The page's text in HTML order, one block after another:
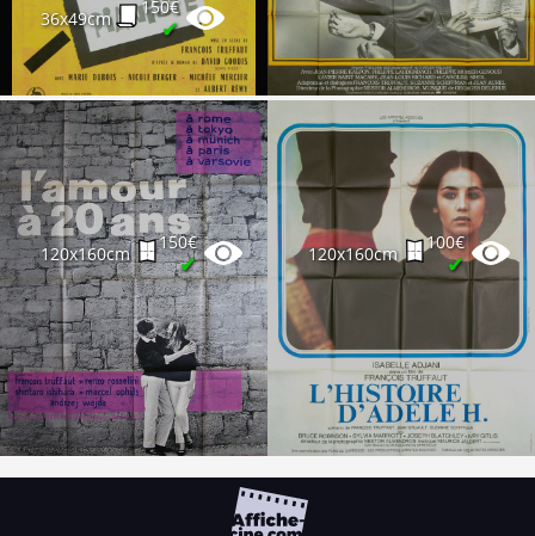
36x49cm
150€
✔
120x160cm
150€
✔ 120x160cm
100€
✔